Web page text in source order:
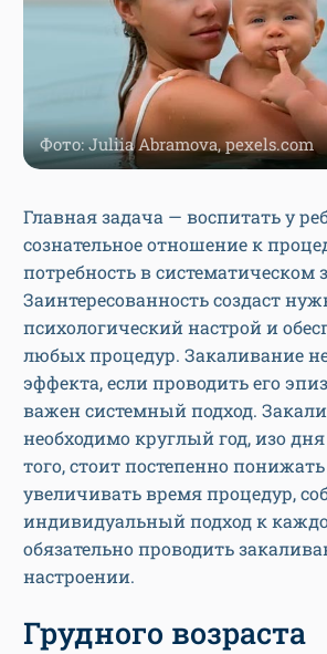
Фото: Juliia Abramova, pexels.com
Главная задача — воспитать у
сознательное отношение к
потребность в систематическом
Заинтересованность создаст
психологический настрой и
любых процедур. Закаливание
эффекта, если проводить его
важен системный подход.
необходимо круглый год, изо
того, стоит постепенно
увеличивать время процедур,
индивидуальный подход к
обязательно проводить
настроении.
Грудного возраста